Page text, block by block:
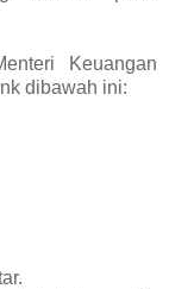
Keuangan
dibawah ini: